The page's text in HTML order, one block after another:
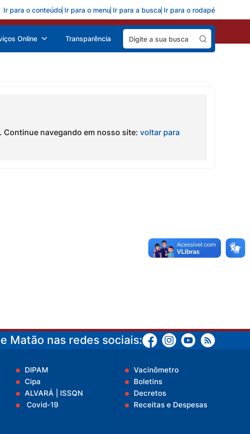
Ir para o conteúdo Ir para o menu Ir para a busca Ir para o rodapé
Online Transparência
. Continue navegando em nosso site: voltar para
Matão nas redes sociais:
DIPAM
Cipa
ALVARÁ | ISSQN
Covid-19
Vacinômetro
Boletins
Decretos
Receitas e Despesas